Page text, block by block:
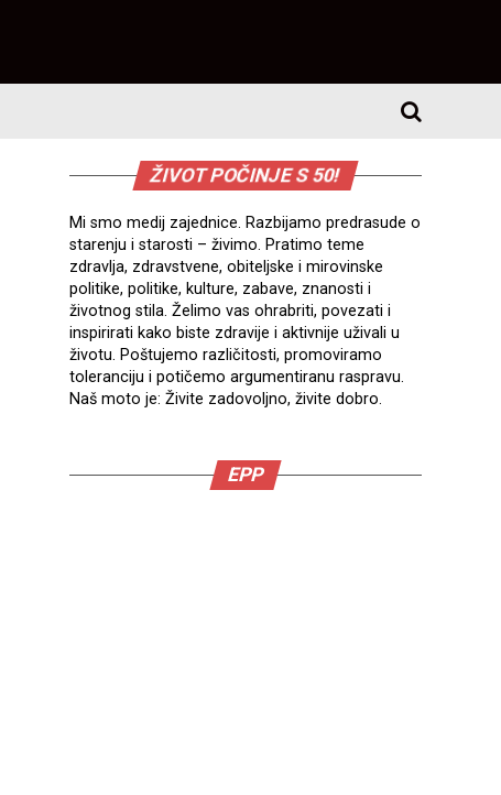
ŽIVOT POČINJE S 50!
Mi smo medij zajednice. Razbijamo predrasude o
starenju i starosti – živimo. Pratimo teme
zdravlja, zdravstvene, obiteljske i mirovinske
politike, politike, kulture, zabave, znanosti i
životnog stila. Želimo vas ohrabriti, povezati i
inspirirati kako biste zdravije i aktivnije uživali u
životu. Poštujemo različitosti, promoviramo
toleranciju i potičemo argumentiranu raspravu.
Naš moto je: Živite zadovoljno, živite dobro.
EPP